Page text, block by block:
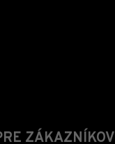
ZÁKAZNÍKOV